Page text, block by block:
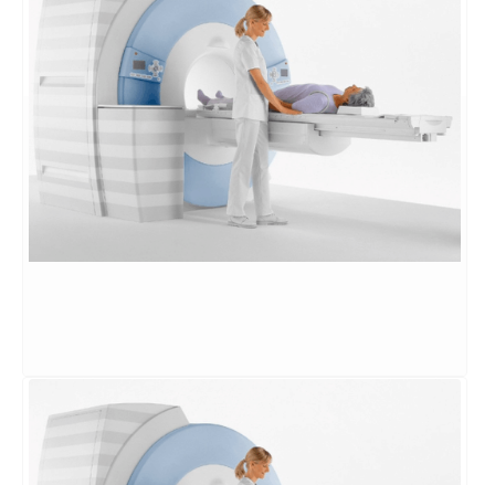
Ecografia
Exame para produzir imagens detalhadas de
órgãos e estruturas internas do corpo.